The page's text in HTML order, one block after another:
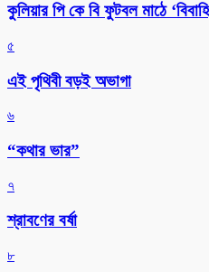
কুলিয়ার পি কে বি ফুটবল মাঠে
৫
এই পৃথিবী বড়ই অভাগা
৬
“কথার ভার”
৭
শ্রাবণের বর্ষা
৮